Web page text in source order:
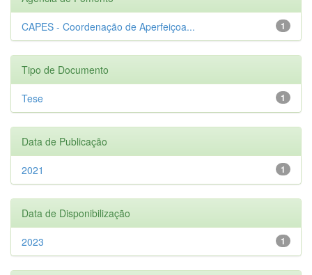
1
CAPES - Coordenação de Aperfeiçoa...
Tipo de Documento
1
Tese
Data de Publicação
1
2021
Data de Disponibilização
1
2023